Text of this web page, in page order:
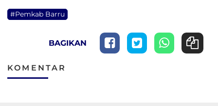
#Pemkab Barru
BAGIKAN
KOMENTAR